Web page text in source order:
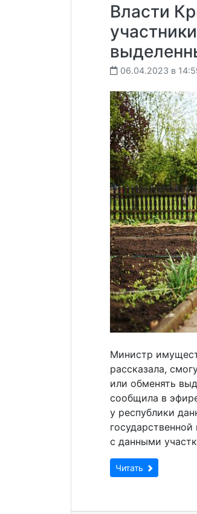
Власти
06.04.2023 в
Министр
рассказала,
или обменять
сообщила в
у республики
с данными
Читать